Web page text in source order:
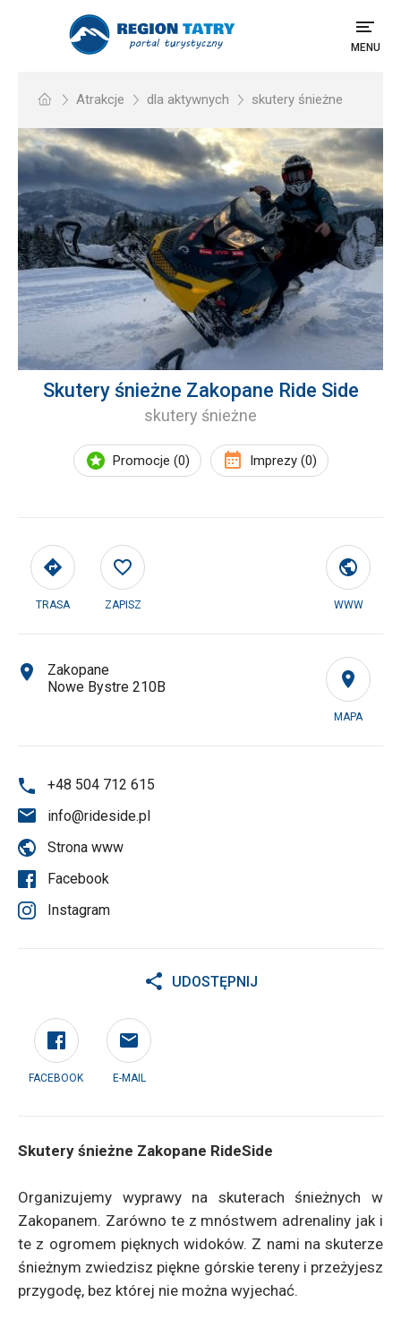
MENU
Atrakcje dla aktywnych skutery śnieżne
Skutery śnieżne Zakopane Ride Side
skutery śnieżne
Promocje (0) Imprezy (0)
TRASA ZAPISZ WWW
MAPA
Zakopane
Nowe Bystre 210B
+48 504 712 615
info@rideside.pl
Strona www
Facebook
Instagram
UDOSTĘPNIJ
FACEBOOK E-MAIL
Skutery śnieżne Zakopane RideSide
Organizujemy wyprawy na skuterach śnieżnych w
Zakopanem. Zarówno te z mnóstwem adrenaliny jak i
te z ogromem pięknych widoków. Z nami na skuterze
śnieżnym zwiedzisz piękne górskie tereny i przeżyjesz
przygodę, bez której nie można wyjechać.